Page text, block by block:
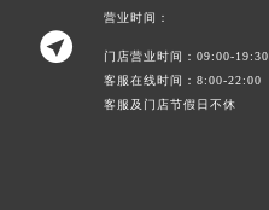

营业时间：
门店营业时间：09:00-19:30
客服在线时间：8:00-22:00
客服及门店节假日不休